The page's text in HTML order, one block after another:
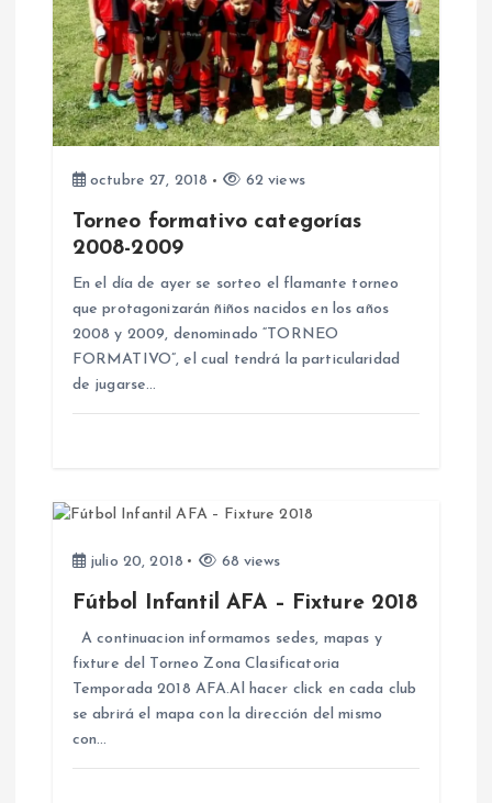
n
d
octubre 27, 2018 62 views
Torneo formativo categorías
2008-2009
En el día de ayer se sorteo el flamante torneo
que protagonizarán ñiños nacidos en los años
2008 y 2009, denominado “TORNEO
FORMATIVO”, el cual tendrá la particularidad
de jugarse…
julio 20, 2018 68 views
Fútbol Infantil AFA – Fixture 2018
A continuacion informamos sedes, mapas y
fixture del Torneo Zona Clasificatoria
Temporada 2018 AFA.Al hacer click en cada club
se abrirá el mapa con la dirección del mismo
con…